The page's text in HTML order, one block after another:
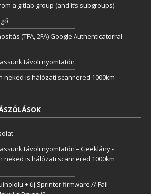
a gitlab group (and it’s subgroups)
(TFA, 2FA) Google Authenticatorral
távoli nyomtatón
neked is hálózati scannered 1000km
távoli nyomtatón – Geeklány-
neked is hálózati scannered 1000km
+ új Sprinter firmware // Fail –